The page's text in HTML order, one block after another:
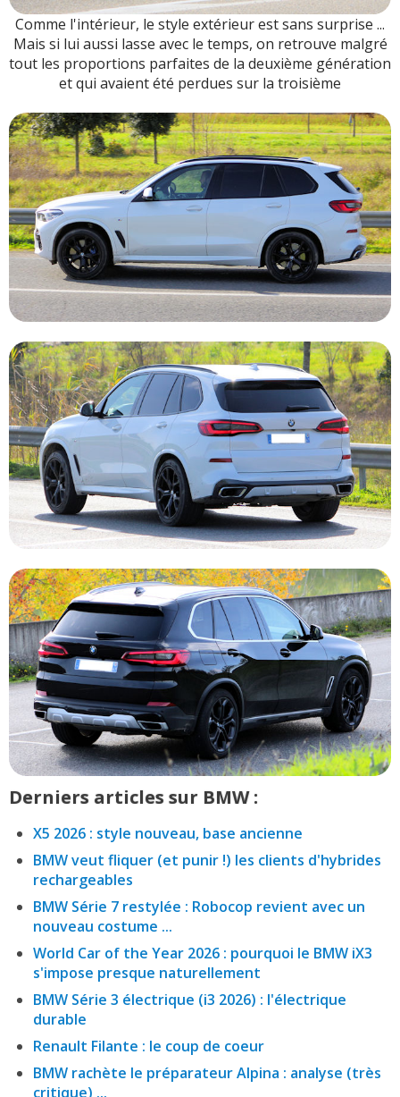
Comme l'intérieur, le style extérieur est sans surprise ...
Mais si lui aussi lasse avec le temps, on retrouve malgré
tout les proportions parfaites de la deuxième génération
et qui avaient été perdues sur la troisième
Derniers articles sur BMW :
X5 2026 : style nouveau, base ancienne
BMW veut fliquer (et punir !) les clients d'hybrides
rechargeables
BMW Série 7 restylée : Robocop revient avec un
nouveau costume ...
World Car of the Year 2026 : pourquoi le BMW iX3
s'impose presque naturellement
BMW Série 3 électrique (i3 2026) : l'électrique
durable
Renault Filante : le coup de coeur
BMW rachète le préparateur Alpina : analyse (très
critique) ...